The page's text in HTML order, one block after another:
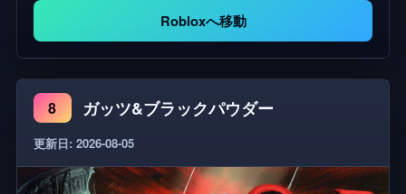
トされます。
Robloxへ移動
8 ガッツ&ブラックパウダー
更新日: 2026-08-05